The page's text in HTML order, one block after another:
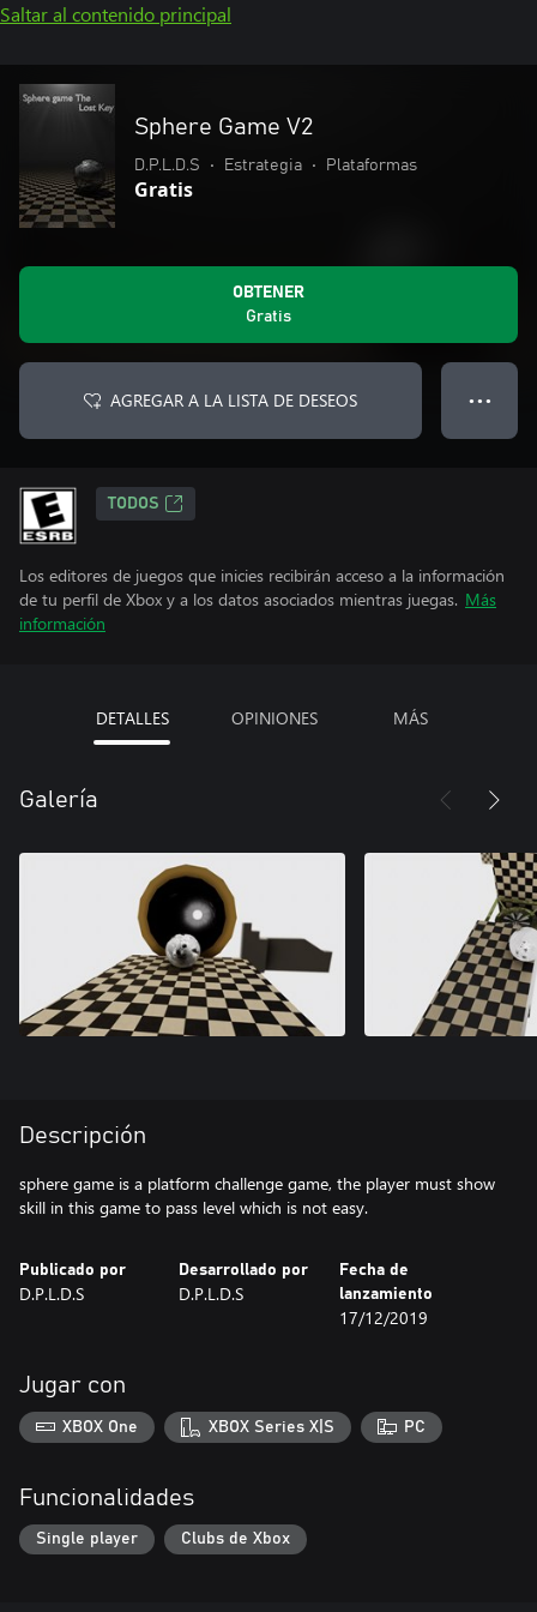
Saltar al contenido principal
Sphere Game V2
D.P.L.D.S • Estrategia • Plataformas
Gratis
OBTENER
Gratis
AGREGAR A LA LISTA DE DESEOS ● ● ●
TODOS
Los editores de juegos que inicies recibirán acceso a la información
de tu perfil de Xbox y a los datos asociados mientras juegas. Más
información
DETALLES OPINIONES MÁS
Galería
Descripción
sphere game is a platform challenge game, the player must show
skill in this game to pass level which is not easy.
Publicado por
D.P.L.D.S
Desarrollado por
D.P.L.D.S
Fecha de
lanzamiento
17/12/2019
Jugar con
XBOX One XBOX Series X|S PC
Funcionalidades
Single player Clubs de Xbox